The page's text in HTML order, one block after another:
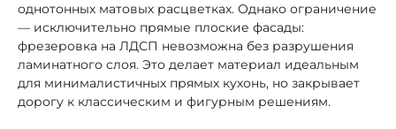
однотонных матовых расцветках. Однако ограничение
— исключительно прямые плоские фасады:
фрезеровка на ЛДСП невозможна без разрушения
ламинатного слоя. Это делает материал идеальным
для минималистичных прямых кухонь, но закрывает
дорогу к классическим и фигурным решениям.